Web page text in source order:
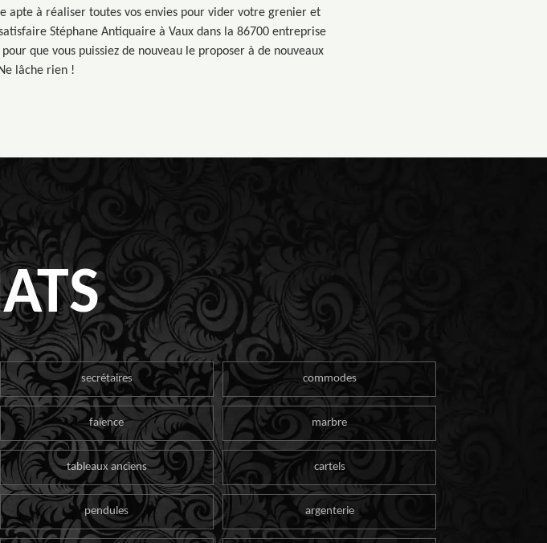
apte à réaliser toutes vos envies pour vider votre grenier et
Stéphane Antiquaire à Vaux dans la 86700 entreprise
que vous puissiez de nouveau le proposer à de nouveaux
lâche rien !
secrétaires commodes
faïence marbre
tableaux anciens cartels
pendules argenterie